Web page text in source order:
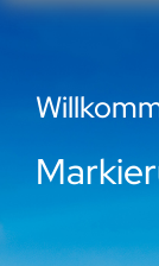
Startseite